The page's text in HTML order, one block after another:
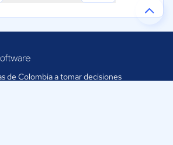
de Colombia a tomar decisiones